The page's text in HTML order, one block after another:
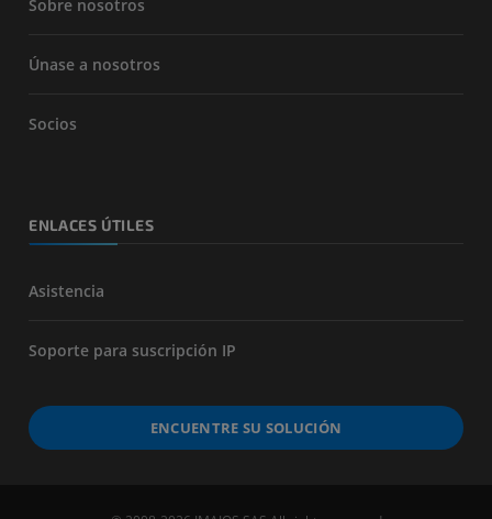
Sobre nosotros
Únase a nosotros
Socios
ENLACES ÚTILES
Asistencia
Soporte para suscripción IP
ENCUENTRE SU SOLUCIÓN